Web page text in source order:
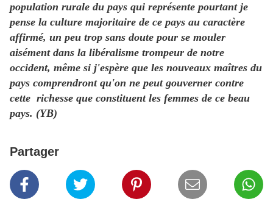
population rurale du pays qui représente pourtant je
pense la culture majoritaire de ce pays au caractère
affirmé, un peu trop sans doute pour se mouler
aisément dans la libéralisme trompeur de notre
occident, même si j'espère que les nouveaux maîtres du
pays comprendront qu'on ne peut gouverner contre
cette richesse que constituent les femmes de ce beau
pays. (YB)
Partager